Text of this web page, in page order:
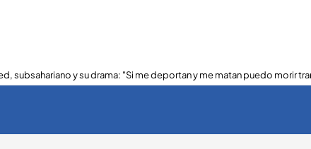
subsahariano y su drama: "Si me deportan y me matan puedo morir